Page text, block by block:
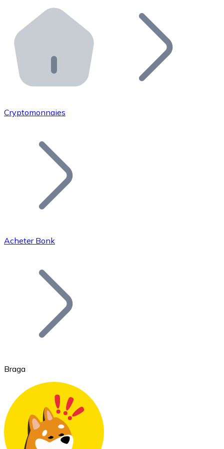
Distributeurs automatiques Bitnovo
Intégrez un ATM Bitnovo dans votre entreprise et
API Bitnovo
Intégrez notre API dans votre écosystème.
Rejoignez notre réseau de distributeurs et
Ajoutez le token de votre projet à notre service
Bitcoin
Ethereum
ETH
Cryptomonnaies
Acheter Bonk
Braga